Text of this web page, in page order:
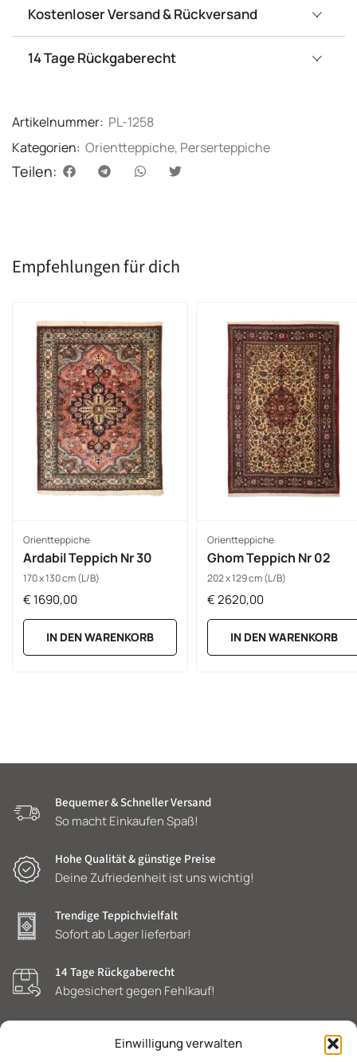
Einwilligung verwalten
Kostenloser Versand & Rückversand
14 Tage Rückgaberecht
Artikelnummer: PL-1258
Kategorien: Orientteppiche, Perserteppiche
Teilen:
Empfehlungen für dich
Orientteppiche
Ardabil Teppich Nr 30
170 x 130 cm (L/B)
€ 1690,00
IN DEN WARENKORB
Orientteppiche
Ghom Teppich Nr 02
202 x 129 cm (L/B)
€2620,00
IN DEN WARENKORB
Bequemer & Schneller Versand
So macht Einkaufen Spaß!
Hohe Qualität & günstige Preise
Deine Zufriedenheit ist uns wichtig!
Trendige Teppichvielfalt
Sofort ab Lager lieferbar!
14 Tage Rückgaberecht
Abgesichert gegen Fehlkauf!